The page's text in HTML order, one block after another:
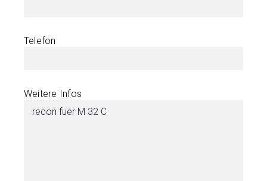
Telefon
Weitere Infos